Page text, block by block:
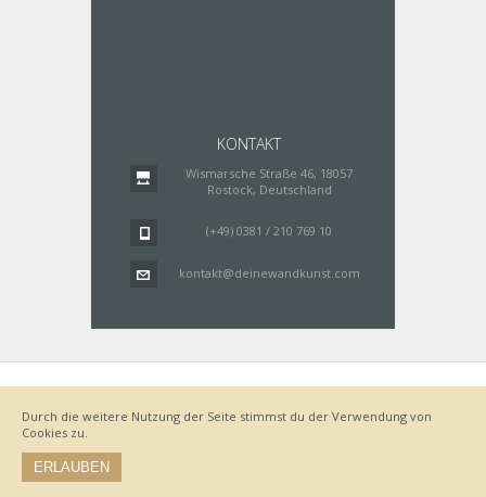
KONTAKT
Wismarsche Straße 46, 18057
Rostock, Deutschland
(+49) 0381 / 210 769 10
kontakt@deinewandkunst.com
Datenschutz
Lieferung
Bestellvorgang
AGB
Durch die weitere Nutzung der Seite stimmst du der Verwendung von
Cookies zu.
ERLAUBEN